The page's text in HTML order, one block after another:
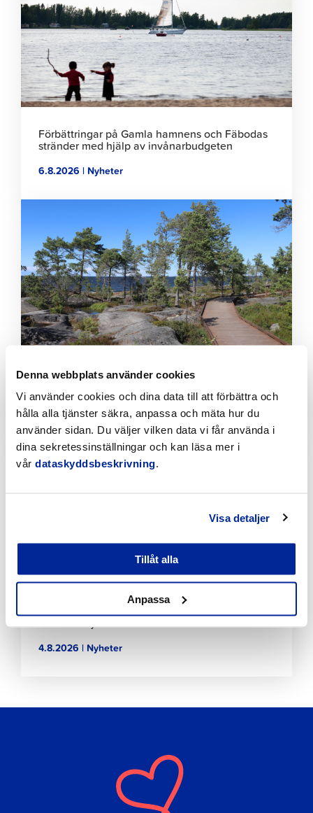
Denna webbplats använder cookies
Vi använder cookies och dina data till att förbättra och
hålla alla tjänster säkra, anpassa och mäta hur du
använder sidan. Du väljer vilken data vi får använda i
dina sekretessinställningar och kan läsa mer i
vår dataskyddsbeskrivning.
Visa detaljer
Tillåt alla
Anpassa
läsa
artikeln
Förbättringar på Gamla hamnens och Fäbodas
stränder med hjälp av invånarbudgeten
6.8.2026 | Nyheter
läsa
artikeln
Jakobstads vandringsleder erbjuder
naturupplevelser året runt
5.8.2026 | Nyheter
Klicka
för
4.8.2026 | Nyheter